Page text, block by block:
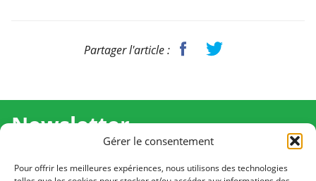
Gérer le consentement
Pour offrir les meilleures expériences, nous utilisons des technologies
Partager l'article :
Newsletter
Recevez l'actualité de Ma Chance Moi Aussi pour en
savoir plus sur nos temps forts et nos résultats.